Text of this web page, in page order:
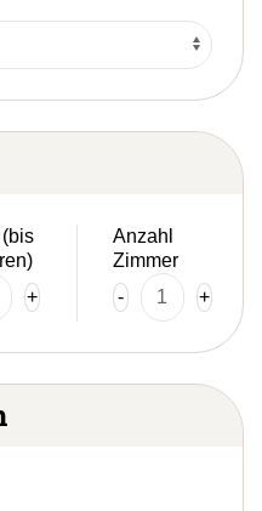
+
Anzahl
Zimmer
-
+